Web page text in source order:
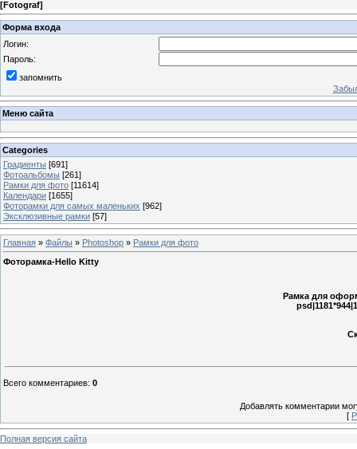
[Fotograf]
Форма входа
Логин:
Пароль:
запомнить
Меню сайта
Categories
Градиенты [691]
Фотоальбомы [261]
Рамки для фото [11614]
Календари [1655]
Фоторамки для самых маленьких [962]
Эксклюзивные рамки [57]
Главная » Файлы » Photoshop » Рамки для фото
Фоторамка-Hello Kitty
Рамка для
Всего комментариев: 0
Добавлять комментарии
[
Полная версия сайта